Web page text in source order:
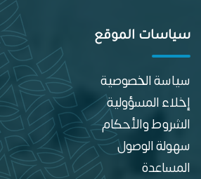
سياسات الموقع
سياسة الخصوصية
إخلاء المسؤولية
الشروط والأحكام
سهولة الوصول
المساعدة